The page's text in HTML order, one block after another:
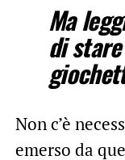
Ma
di
Non c’è
emerso da